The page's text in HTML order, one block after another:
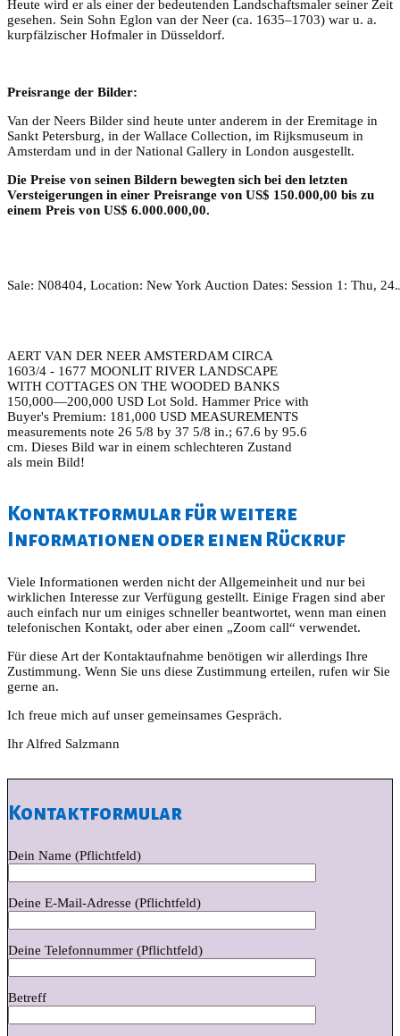
Heute wird er als einer der bedeutenden Landschaftsmaler seiner Zeit
gesehen. Sein Sohn Eglon van der Neer (ca. 1635–1703) war u. a.
kurpfälzischer Hofmaler in Düsseldorf.
Preisrange der Bilder:
Van der Neers Bilder sind heute unter anderem in der Eremitage in
Sankt Petersburg, in der Wallace Collection, im Rijksmuseum in
Amsterdam und in der National Gallery in London ausgestellt.
Die Preise von seinen Bildern bewegten sich bei den letzten
Versteigerungen in einer Preisrange von US$ 150.000,00 bis zu
einem Preis von US$ 6.000.000,00.
Sale: N08404, Location: New York Auction Dates: Session 1: Thu,
AERT VAN DER NEER AMSTERDAM CIRCA
1603/4 - 1677 MOONLIT RIVER LANDSCAPE
WITH COTTAGES ON THE WOODED BANKS
150,000—200,000 USD Lot Sold. Hammer Price with
Buyer's Premium: 181,000 USD MEASUREMENTS
measurements note 26 5/8 by 37 5/8 in.; 67.6 by 95.6
cm. Dieses Bild war in einem schlechteren Zustand
als mein Bild!
Kontaktformular für weitere
Informationen oder einen Rückruf
Viele Informationen werden nicht der Allgemeinheit und nur bei
wirklichen Interesse zur Verfügung gestellt. Einige Fragen sind aber
auch einfach nur um einiges schneller beantwortet, wenn man einen
telefonischen Kontakt, oder aber einen „Zoom call“ verwendet.
Für diese Art der Kontaktaufnahme benötigen wir allerdings Ihre
Zustimmung. Wenn Sie uns diese Zustimmung erteilen, rufen wir Sie
gerne an.
Ich freue mich auf unser gemeinsames Gespräch.
Ihr Alfred Salzmann
Kontaktformular
Dein Name (Pflichtfeld)
Deine E-Mail-Adresse (Pflichtfeld)
Deine Telefonnummer (Pflichtfeld)
Betreff